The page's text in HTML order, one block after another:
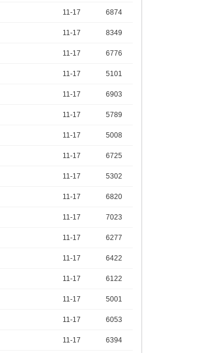
11-17 6874
11-17 8349
11-17 6776
11-17 5101
11-17 6903
11-17 5789
11-17 5008
11-17 6725
11-17 5302
11-17 6820
11-17 7023
11-17 6277
11-17 6422
11-17 6122
11-17 5001
11-17 6053
11-17 6394